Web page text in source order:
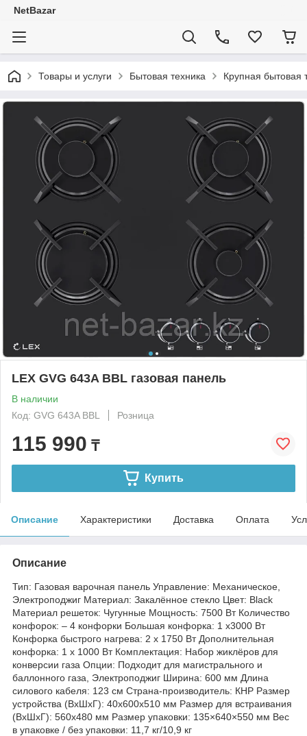
NetBazar
Товары и услуги Бытовая техника Крупная бытовая
LEX GVG 643A BBL газовая панель
В наличии
Код: GVG 643A BBL
Розница
115 990 ₸
Купить
Описание Характеристики Доставка Оплата
Описание
Тип: Газовая варочная панель Управление: Механическое,
Электроподжиг Материал: Закалённое стекло Цвет: Black
Материал решеток: Чугунные Мощность: 7500 Вт Количество
конфорок: – 4 конфорки Большая конфорка: 1 х3000 Вт
Конфорка быстрого нагрева: 2 x 1750 Вт Дополнительная
конфорка: 1 х 1000 Вт Комплектация: Набор жиклёров для
конверсии газа Опции: Подходит для магистрального и
баллонного газа, Электроподжиг Ширина: 600 мм Длина
силового кабеля: 123 см Страна-производитель: КНР Размер
устройства (ВхШхГ): 40х600х510 мм Размер для встраивания
(ВхШхГ): 560х480 мм Размер упаковки: 135×640×550 мм Вес
в упаковке / без упаковки: 11,7 кг/10,9 кг